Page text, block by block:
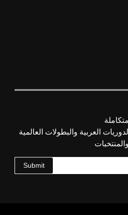
العربية والبطولات العالمية
Submit